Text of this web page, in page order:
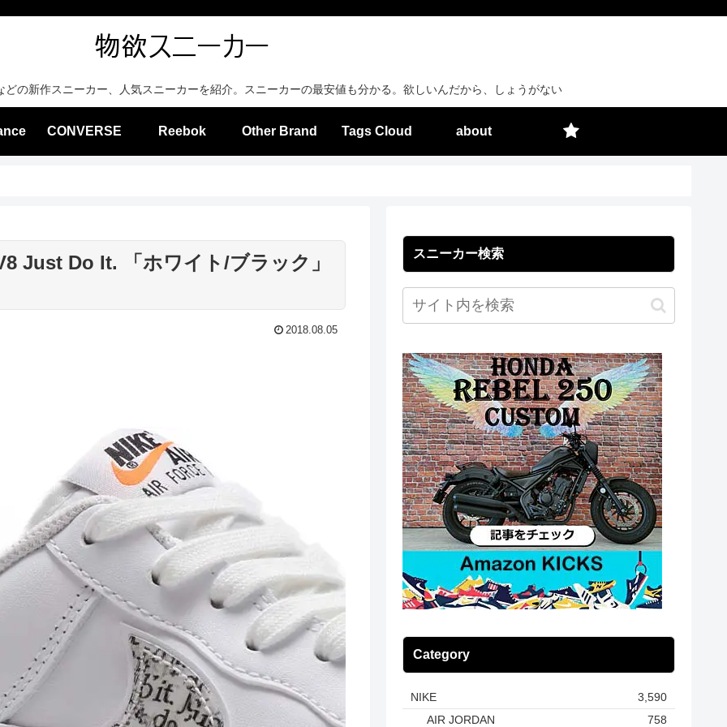
の新作スニーカー、人気スニーカーを紹介。スニーカーの最安値も分かる。欲しいんだから、しょうがない
CONVERSE Reebok Other Brand Tags Cloud about
Just Do It. 「ホワイト/ブラック」
2018.08.05
スニーカー検索
Category
NIKE
3,590
AIR JORDAN
758